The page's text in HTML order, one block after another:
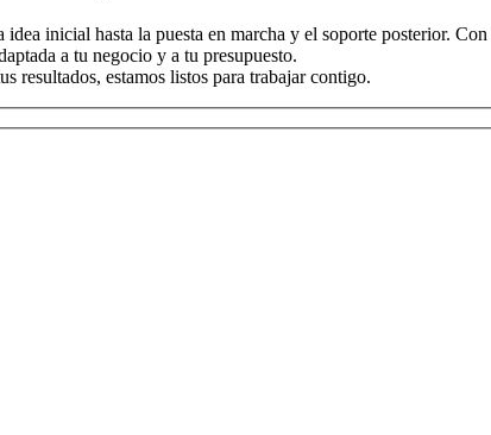
idea inicial hasta la puesta en marcha y el soporte posterior. Con
a tu negocio y a tu presupuesto.
resultados, estamos listos para trabajar contigo.